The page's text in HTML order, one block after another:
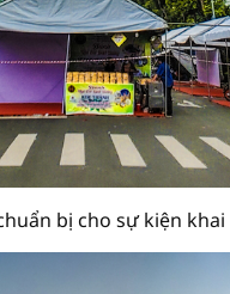
bị cho sự kiện